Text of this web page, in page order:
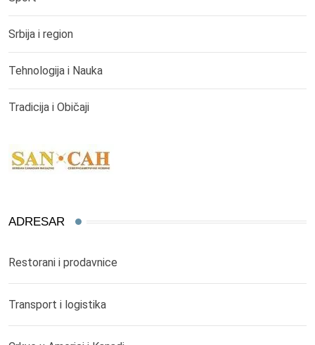
Srbija i region
Tehnologija i Nauka
Tradicija i Običaji
ADRESAR
Restorani i prodavnice
Transport i logistika